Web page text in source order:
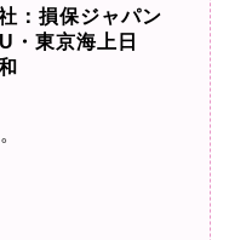
：損保ジャパン
・東京海上日